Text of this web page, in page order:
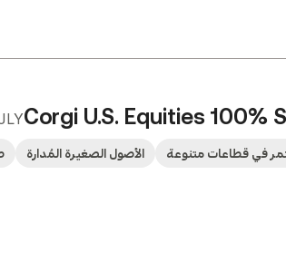
Corgi U.S. Equities 100%
في قطاعات متنوعة الأصول الصغيرة المُدارة